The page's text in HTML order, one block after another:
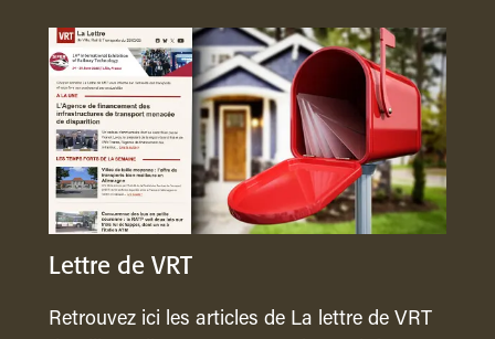
Lettre de VRT
Retrouvez ici les articles de La lettre de VRT